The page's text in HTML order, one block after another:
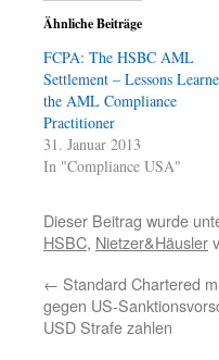
Ähnliche Beiträge
FCPA: The HSBC AML
Settlement – Lessons
the AML Compliance
Practitioner
31. Januar 2013
In "Compliance USA"
Dieser Beitrag wurde
HSBC, Nietzer&Häusler
← Standard Chartered
gegen US-
USD Strafe zahlen